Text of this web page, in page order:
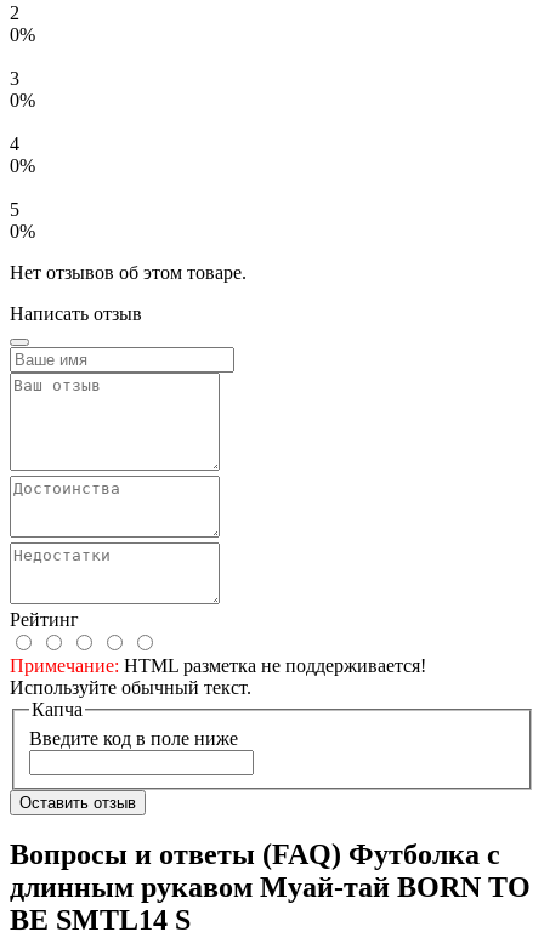
2
0%
3
0%
4
0%
5
0%
Нет отзывов об этом товаре.
Написать отзыв
Рейтинг
Примечание: HTML разметка не поддерживается!
Используйте обычный текст.
Капча
Введите код в поле ниже
Оставить отзыв
Вопросы и ответы (FAQ) Футболка с
длинным рукавом Муай-тай BORN TO
BE SMTL14 S